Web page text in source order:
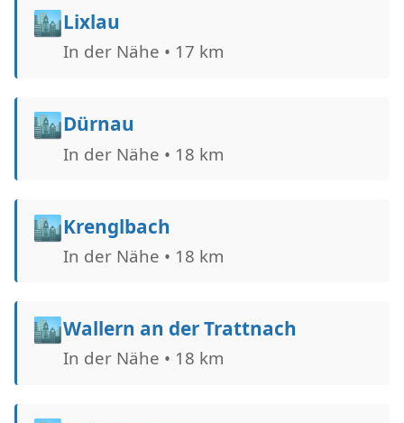
🏙️Lixlau
In der Nähe • 17 km
🏙️Dürnau
In der Nähe • 18 km
🏙️Krenglbach
In der Nähe • 18 km
🏙️Wallern an der Trattnach
In der Nähe • 18 km